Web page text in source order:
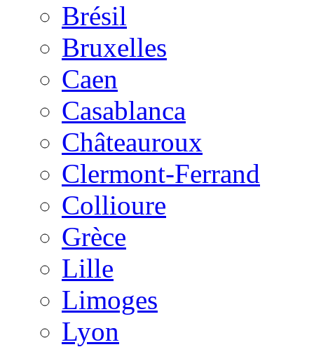
Brésil
Bruxelles
Caen
Casablanca
Châteauroux
Clermont-Ferrand
Collioure
Grèce
Lille
Limoges
Lyon